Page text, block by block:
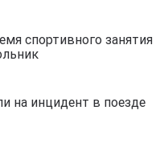
спортивного занятия
на инцидент в поезде